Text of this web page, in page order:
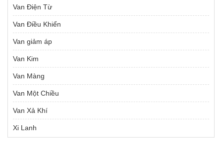
Van Điện Từ
Van Điều Khiển
Van giảm áp
Van Kim
Van Màng
Van Một Chiều
Van Xả Khí
Xi Lanh